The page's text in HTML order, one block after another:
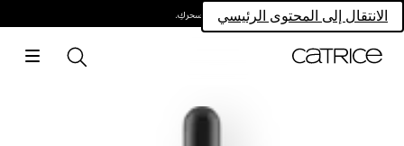
الانتقال إلى المحتوى الرئيسيامتلكي سحركِ.